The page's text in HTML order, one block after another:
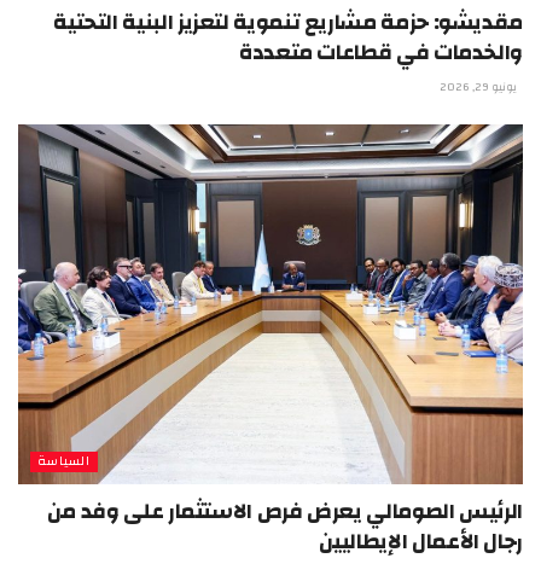
مقديشو: حزمة مشاريع تنموية لتعزيز البنية التحتية
والخدمات في قطاعات متعددة
يونيو 29, 2026
السياسة
الرئيس الصومالي يعرض فرص الاستثمار على وفد من
رجال الأعمال الإيطاليين